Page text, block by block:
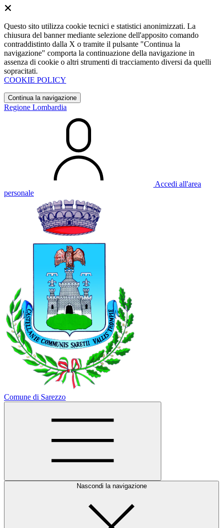
Questo sito utilizza cookie tecnici e statistici anonimizzati. La
chiusura del banner mediante selezione dell'apposito comando
contraddistinto dalla X o tramite il pulsante "Continua la
navigazione" comporta la continuazione della navigazione in
assenza di cookie o altri strumenti di tracciamento diversi da quelli
sopracitati.
COOKIE POLICY
Continua la navigazione
Regione Lombardia
Accedi all'area
personale
Comune di Sarezzo
Nascondi la navigazione